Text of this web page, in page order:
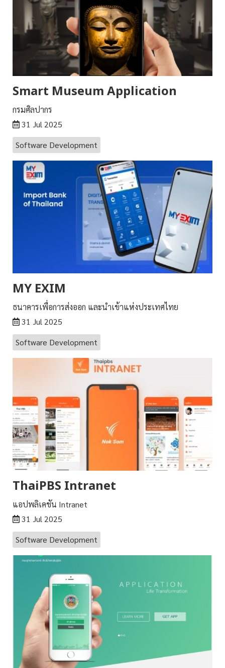
Smart Museum Application
กรมศิลปากร
31 Jul 2025
Software Development
MY EXIM
ธนาคารเพื่อการส่งออก และนำเข้าแห่งประเทศไทย
31 Jul 2025
Software Development
ThaiPBS Intranet
แอปพลิเคชัน Intranet
31 Jul 2025
Software Development